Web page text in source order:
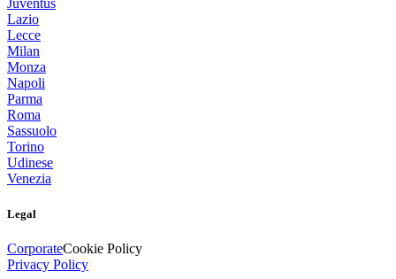
Juventus
Lazio
Lecce
Milan
Monza
Napoli
Parma
Roma
Sassuolo
Torino
Udinese
Venezia
Legal
CorporateCookie Policy
Privacy Policy